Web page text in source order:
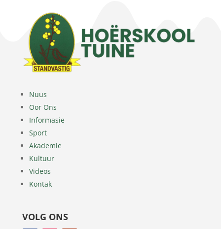
Nuus
Oor Ons
Informasie
Sport
Akademie
Kultuur
Videos
Kontak
VOLG ONS